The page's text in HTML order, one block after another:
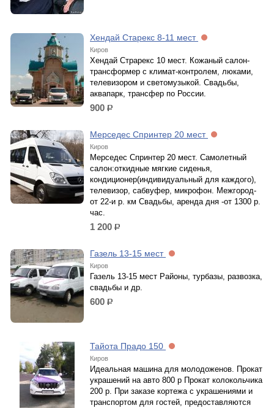
Хендай Старекс 8-11 мест
Киров
Хендай Страрекс 10 мест. Кожаный салон-
трансформер с климат-контролем, люками,
телевизором и светомузыкой. Свадьбы,
аквапарк, трансфер по России.
900 р.
Мерседес Спринтер 20 мест
Киров
Мерседес Спринтер 20 мест. Самолетный
салон:откидные мягкие сиденья,
кондиционер(индивидуальный для каждого),
телевизор, сабвуфер, микрофон. Межгород-
от 22-и р. км Свадьбы, аренда дня -от 1300 р.
час.
1 200 р.
Газель 13-15 мест
Киров
Газель 13-15 мест Районы, турбазы, развозка,
свадьбы и др.
600 р.
Тайота Прадо 150
Киров
Идеальная машина для молодоженов. Прокат
украшений на авто 800 р Прокат колокольчика
200 р. При заказе кортежа с украшениями и
транспортом для гостей, предоставляются